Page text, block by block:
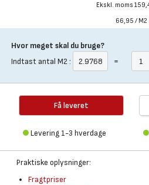
Ekskl. moms
66,95 / M2
Hvor meget skal du bruge?
Indtast antal M2 : =
Få leveret
Levering 1-3 hverdage
Praktiske oplysninger:
Fragtpriser